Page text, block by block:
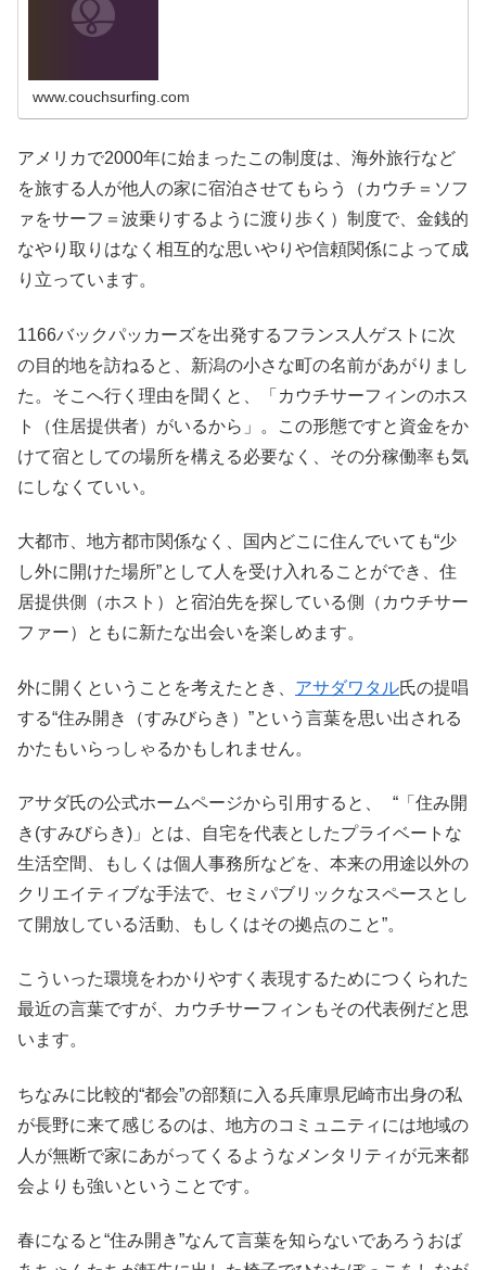
www.couchsurfing.com
アメリカで2000年に始まったこの制度は、海外旅行など
を旅する人が他人の家に宿泊させてもらう（カウチ＝ソフ
ァをサーフ＝波乗りするように渡り歩く）制度で、金銭的
なやり取りはなく相互的な思いやりや信頼関係によって成
り立っています。
1166バックパッカーズを出発するフランス人ゲストに次
の目的地を訪ねると、新潟の小さな町の名前があがりまし
た。そこへ行く理由を聞くと、「カウチサーフィンのホス
ト（住居提供者）がいるから」。この形態ですと資金をか
けて宿としての場所を構える必要なく、その分稼働率も気
にしなくていい。
大都市、地方都市関係なく、国内どこに住んでいても“少
し外に開けた場所”として人を受け入れることができ、住
居提供側（ホスト）と宿泊先を探している側（カウチサー
ファー）ともに新たな出会いを楽しめます。
外に開くということを考えたとき、 アサダワタル氏の提唱
する“住み開き（すみびらき）”という言葉を思い出される
かたもいらっしゃるかもしれません。
アサダ氏の公式ホームページから引用すると、 “「住み開
き(すみびらき)」とは、自宅を代表としたプライベートな
生活空間、もしくは個人事務所などを、本来の用途以外の
クリエイティブな手法で、セミパブリックなスペースとし
て開放している活動、もしくはその拠点のこと”。
こういった環境をわかりやすく表現するためにつくられた
最近の言葉ですが、カウチサーフィンもその代表例だと思
います。
ちなみに比較的“都会”の部類に入る兵庫県尼崎市出身の私
が長野に来て感じるのは、地方のコミュニティには地域の
人が無断で家にあがってくるようなメンタリティが元来都
会よりも強いということです。
春になると“住み開き”なんて言葉を知らないであろうおば